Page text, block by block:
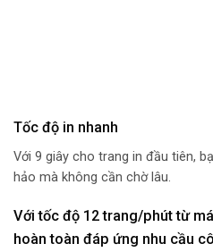
Tốc độ in nhanh
Với 9 giây cho trang in đầu tiên,
hảo mà không cần chờ lâu.
Với tốc độ 12 trang/phút từ
hoàn toàn đáp ứng nhu cầu